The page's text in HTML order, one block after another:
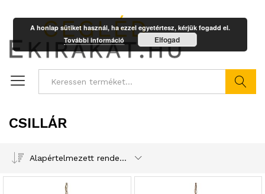
CSILLÁR
Alapértelmezett rendezés
A honlap sütiket használ, ha ezzel egyetértesz, kérjük fogadd el.
További információ
Elfogad